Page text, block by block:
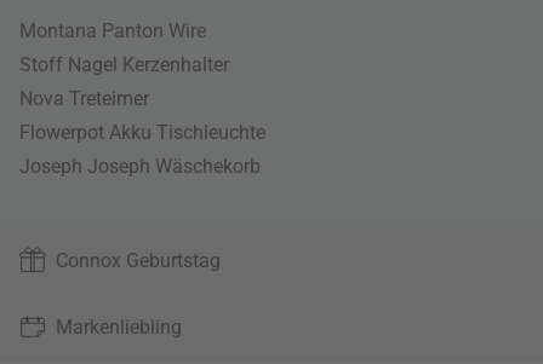
Montana Panton Wire
Stoff Nagel Kerzenhalter
Nova Treteimer
Flowerpot Akku Tischleuchte
Joseph Joseph Wäschekorb
Connox Geburtstag
Markenliebling